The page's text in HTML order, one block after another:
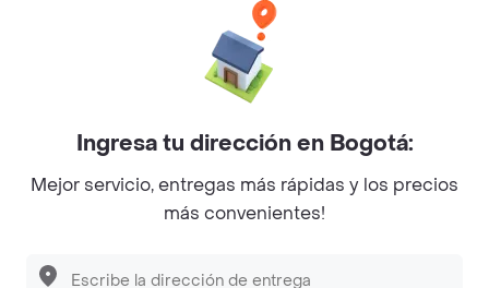
Sobre Rappi
Facebook
Twitter
Instagram
©2026Rappi Inc. All rights reserved.
Ingresa tu dirección en Bogotá:
Mejor servicio, entregas más rápidas y los precios
más convenientes!